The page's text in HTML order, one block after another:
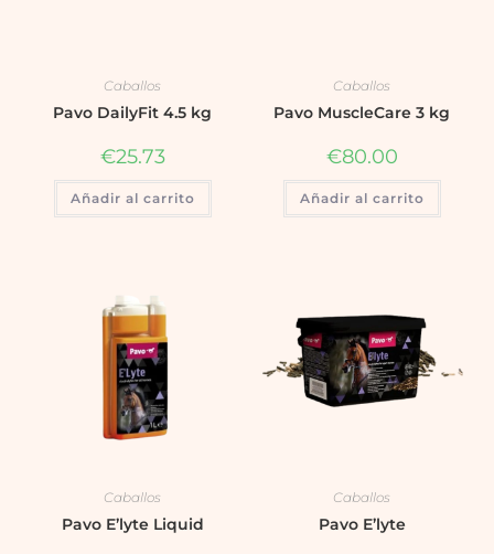
Caballos
Pavo DailyFit 4.5 kg
€25.73
Añadir al carrito
Caballos
Pavo MuscleCare 3 kg
€80.00
Añadir al carrito
Caballos
Pavo E’lyte Liquid
Caballos
Pavo E’lyte